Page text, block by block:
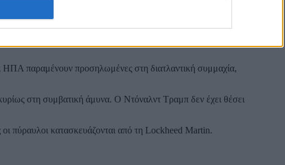
να επεκτείνουν την προστασία τους. Στη Γαλλία, η Μαρίν
παραμένουν προσηλωμένες στη διατλαντική συμμαχία,
στη συμβατική άμυνα. Ο Ντόναλντ Τραμπ δεν έχει θέσει
πύραυλοι κατασκευάζονται από τη Lockheed Martin.